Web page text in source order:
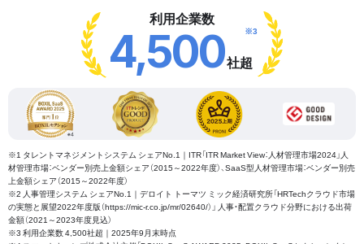
利用企業数
4,500社超
※3
※1 タレントマネジメントシステム シェアNo.1｜ITR「ITR Market View：人材管理市場2024」人
材管理市場：ベンダー別売上金額シェア（2015～2022年度）、SaaS型人材管理市場：ベンダー別売
上金額シェア（2015～2022年度）
※2 人事管理システム シェアNo.1｜デロイト トーマツ ミック経済研究所「HRTechクラウド市場
の実態と展望2022年度版（https://mic-r.co.jp/mr/02640/）」 人事・配置クラウド分野における出荷
金額（2021～2023年度見込）
※3 利用企業数 4,500社超｜2025年9月末時点